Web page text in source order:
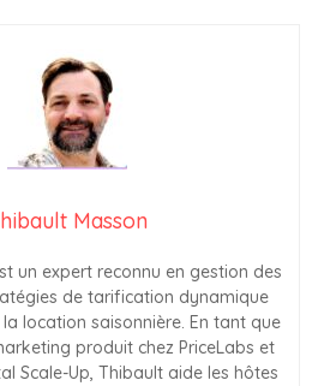
Masson
un expert reconnu en gestion des
de tarification dynamique
location saisonnière. En tant que
produit chez PriceLabs et
Scale-Up, Thibault aide les hôtes